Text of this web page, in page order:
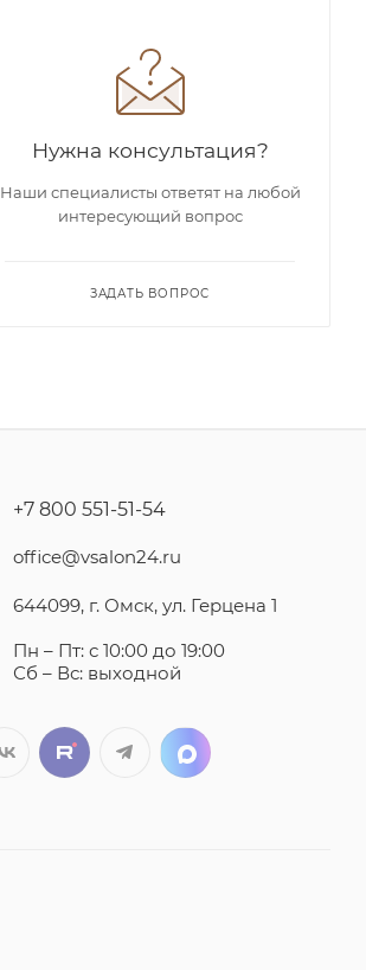
Нужна консультация?
Наши специалисты ответят на любой
интересующий вопрос
ЗАДАТЬ ВОПРОС
+7 800 551-51-54
office@vsalon24.ru
644099, г. Омск, ул. Герцена 1
Пн – Пт: с 10:00 до 19:00
Сб – Вс: выходной